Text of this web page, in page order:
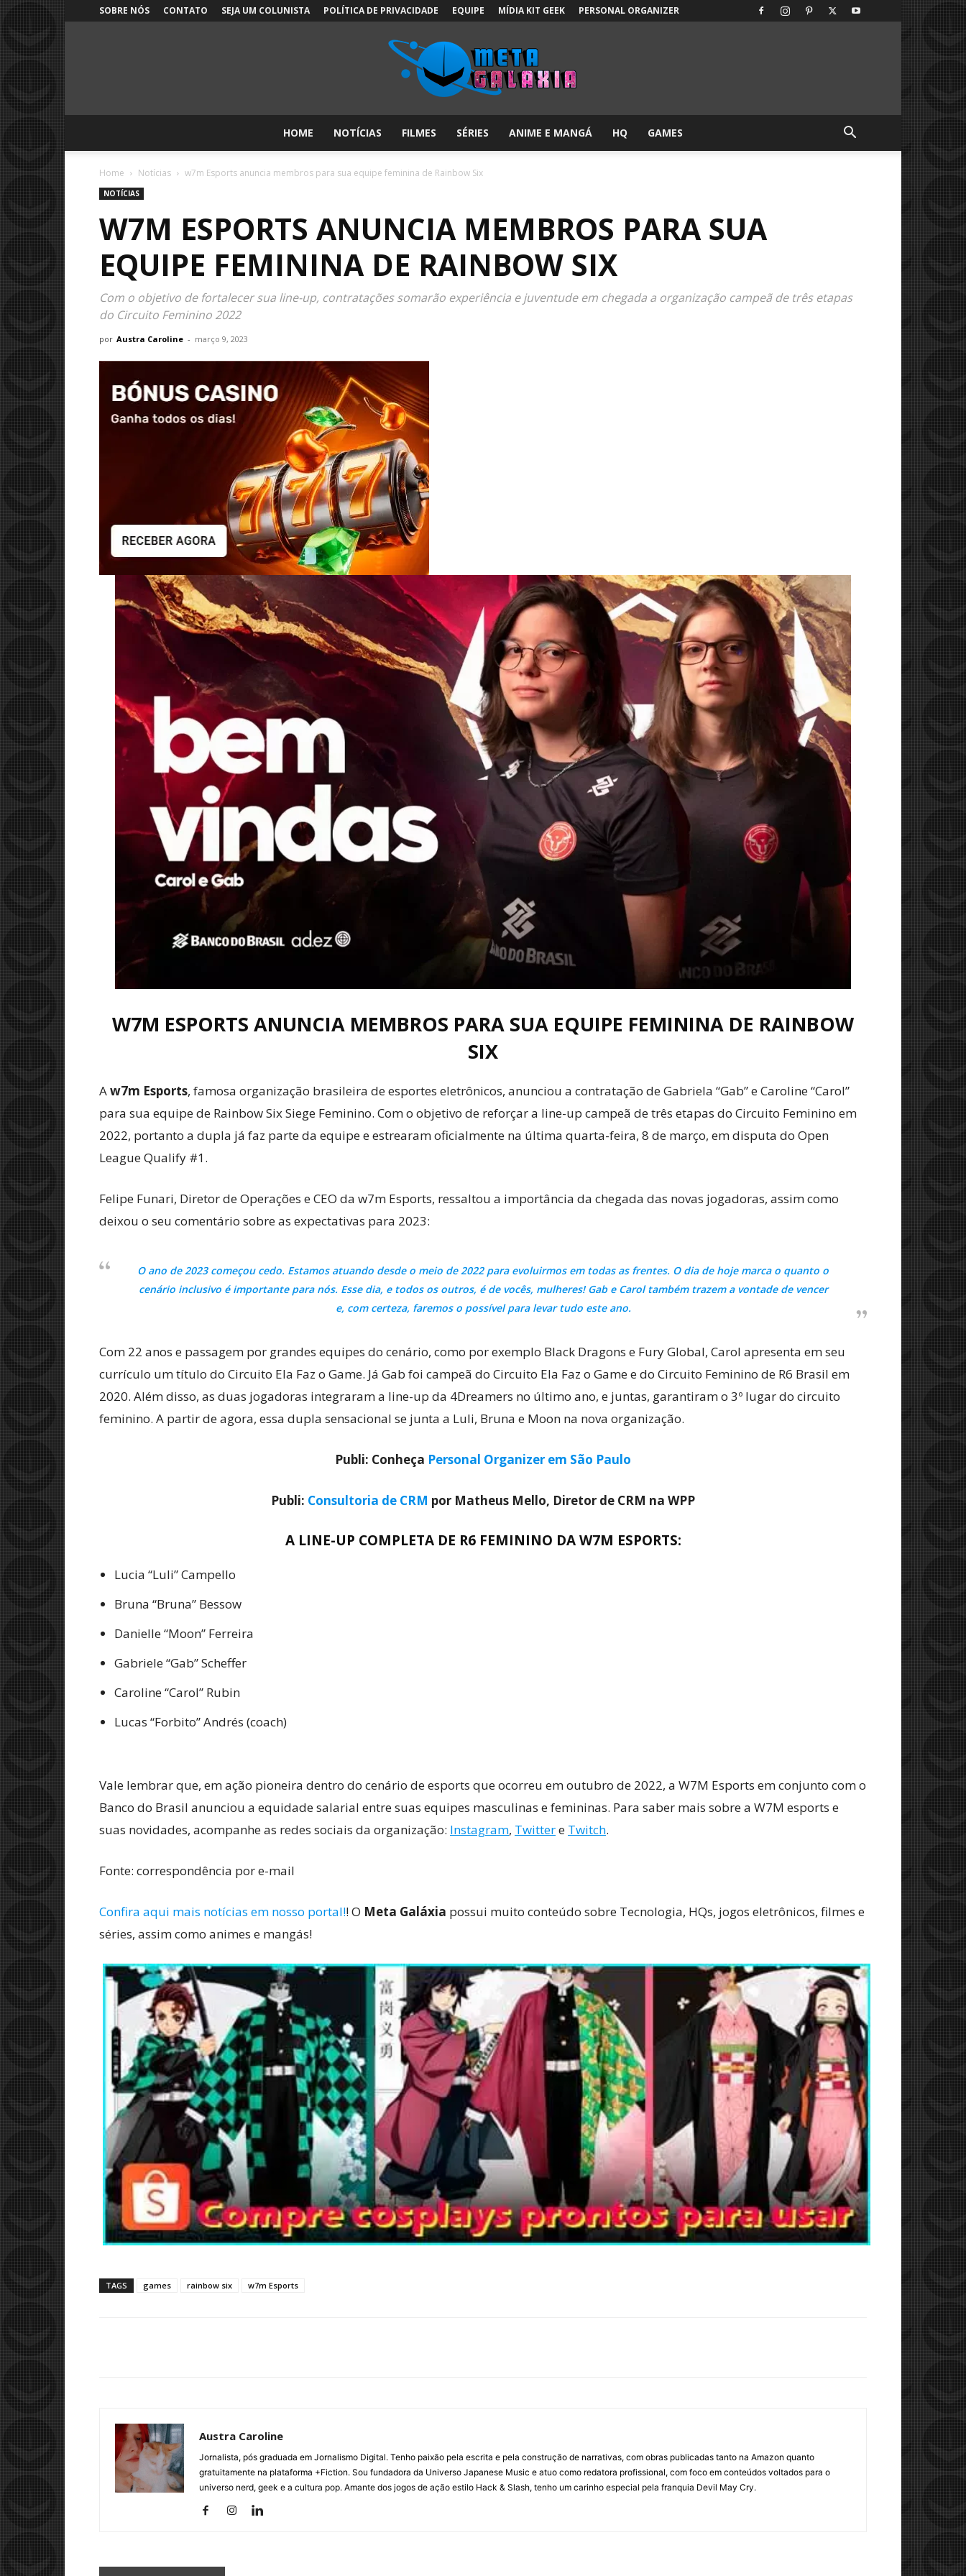
SOBRE NÓS CONTATO SEJA UM COLUNISTA POLÍTICA DE PRIVACIDADE EQUIPE MÍDIA KIT GEEK PERSONAL ORGANIZER
Galáxia:
sobre
Cultura
HOME NOTÍCIAS FILMES SÉRIES ANIME E MANGÁ HQ GAMES
Home Notícias w7m Esports anuncia membros para sua equipe feminina de Rainbow Six
NOTÍCIAS
W7M ESPORTS ANUNCIA MEMBROS PARA SUA
EQUIPE FEMININA DE RAINBOW SIX
Com o objetivo de fortalecer sua line-up, contratações somarão experiência e juventude em chegada a organização campeã de três etapas
do Circuito Feminino 2022
por Austra Caroline - março 9, 2023
W7M ESPORTS ANUNCIA MEMBROS PARA SUA EQUIPE FEMININA DE RAINBOW
SIX
Aw7m Esports, famosa organização brasileira de esportes eletrônicos, anunciou a contratação de Gabriela “Gab” e Caroline “Carol”
para sua equipe de Rainbow Six Siege Feminino. Com o objetivo de reforçar a line-up campeã de três etapas do Circuito Feminino em
2022, portanto a dupla já faz parte da equipe e estrearam oficialmente na última quarta-feira, 8 de março, em disputa do Open
League Qualify #1.
Felipe Funari, Diretor de Operações e CEO da w7m Esports, ressaltou a importância da chegada das novas jogadoras, assim como
deixou o seu comentário sobre as expectativas para 2023:
O ano de 2023 começou cedo. Estamos atuando desde o meio de 2022 para evoluirmos em todas as frentes. O dia de hoje marca o quanto o
cenário inclusivo é importante para nós. Esse dia, e todos os outros, é de vocês, mulheres! Gab e Carol também trazem a vontade de vencer
e, com certeza, faremos o possível para levar tudo este ano.
Com 22 anos e passagem por grandes equipes do cenário, como por exemplo Black Dragons e Fury Global, Carol apresenta em seu
currículo um título do Circuito Ela Faz o Game. Já Gab foi campeã do Circuito Ela Faz o Game e do Circuito Feminino de R6 Brasil em
2020. Além disso, as duas jogadoras integraram a line-up da 4Dreamers no último ano, e juntas, garantiram o 3º lugar do circuito
feminino. A partir de agora, essa dupla sensacional se junta a Luli, Bruna e Moon na nova organização.
Publi: Conheça Personal Organizer em São Paulo
Publi: Consultoria de CRM por Matheus Mello, Diretor de CRM na WPP
A LINE-UP COMPLETA DE R6 FEMININO DA W7M ESPORTS:
Lucia “Luli” Campello
Bruna “Bruna” Bessow
Danielle “Moon” Ferreira
Gabriele “Gab” Scheffer
Caroline “Carol” Rubin
Lucas “Forbito” Andrés (coach)
Vale lembrar que, em ação pioneira dentro do cenário de esports que ocorreu em outubro de 2022, a W7M Esports em conjunto com o
Banco do Brasil anunciou a equidade salarial entre suas equipes masculinas e femininas. Para saber mais sobre a W7M esports e
suas novidades, acompanhe as redes sociais da organização: Instagram, Twittere Twitch.
Fonte: correspondência por e-mail
Confira aqui mais notícias em nosso portal!! O Meta Galáxia possui muito conteúdo sobre Tecnologia, HQs, jogos eletrônicos, filmes e
séries, assim como animes e mangás!
TAGS games rainbow six w7m Esports
Austra Caroline
Jornalista, pós graduada em Jornalismo Digital. Tenho paixão pela escrita e pela construção de narrativas, com obras publicadas tanto na Amazon quanto
gratuitamente na plataforma +Fiction. Sou fundadora da Universo Japanese Music e atuo como redatora profissional, com foco em conteúdos voltados para o
universo nerd, geek e a cultura pop. Amante dos jogos de ação estilo Hack & Slash, tenho um carinho especial pela franquia Devil May Cry.